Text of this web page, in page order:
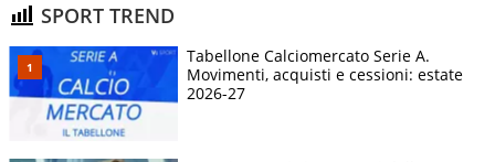
SPORT TREND
Tabellone Calciomercato Serie A.
Movimenti, acquisti e cessioni: estate
2026-27